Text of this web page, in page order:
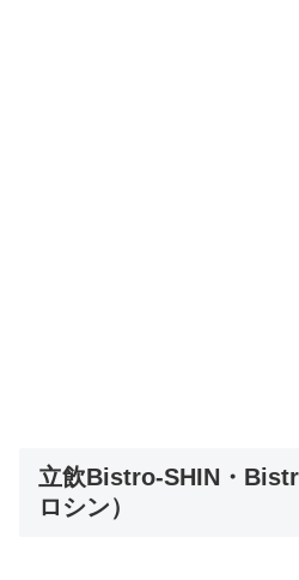
立飲Bistro-SHIN・
ロシン）